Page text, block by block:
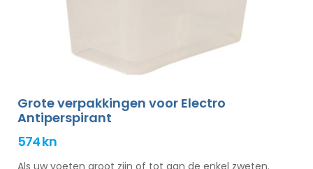
Grote verpakkingen voor Electro
Antiperspirant
574 kn
Als uw voeten groot zijn of tot aan de enkel zweten.